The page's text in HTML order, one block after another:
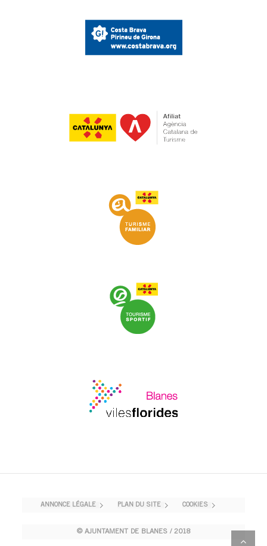
ANNONCE LÉGALE PLAN DU SITE COOKIES
© AJUNTAMENT DE BLANES / 2018